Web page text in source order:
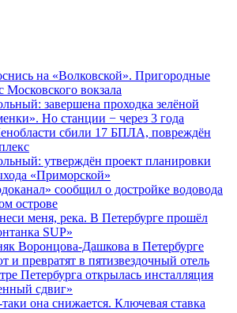
на «Волковской». Пригородные
Московского вокзала
завершена проходка зелёной
Но станции − через 3 года
сбили 17 БПЛА, повреждён
утверждён проект планировки
«Приморской»
сообщил о достройке водовода
острове
меня, река. В Петербурге прошёл
SUP»
Воронцова-Дашкова в Петербурге
и превратят в пятизвездочный отель
Петербурга открылась инсталляция
сдвиг»
она снижается. Ключевая ставка